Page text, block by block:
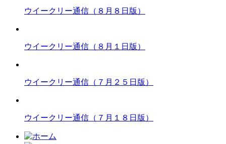
ウイークリー通信（８月８日版）
ウイークリー通信（８月１日版）
ウイークリー通信（７月２５日版）
ウイークリー通信（７月１８日版）